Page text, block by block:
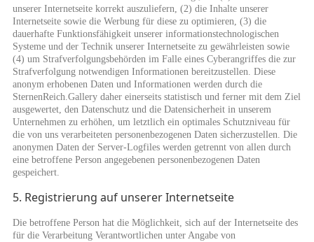
unserer Internetseite korrekt auszuliefern, (2) die Inhalte unserer
Internetseite sowie die Werbung für diese zu optimieren, (3) die
dauerhafte Funktionsfähigkeit unserer informationstechnologischen
Systeme und der Technik unserer Internetseite zu gewährleisten sowie
(4) um Strafverfolgungsbehörden im Falle eines Cyberangriffes die zur
Strafverfolgung notwendigen Informationen bereitzustellen. Diese
anonym erhobenen Daten und Informationen werden durch die
SternenReich.Gallery daher einerseits statistisch und ferner mit dem Ziel
ausgewertet, den Datenschutz und die Datensicherheit in unserem
Unternehmen zu erhöhen, um letztlich ein optimales Schutzniveau für
die von uns verarbeiteten personenbezogenen Daten sicherzustellen. Die
anonymen Daten der Server-Logfiles werden getrennt von allen durch
eine betroffene Person angegebenen personenbezogenen Daten
gespeichert.
5. Registrierung auf unserer Internetseite
Die betroffene Person hat die Möglichkeit, sich auf der Internetseite des
für die Verarbeitung Verantwortlichen unter Angabe von